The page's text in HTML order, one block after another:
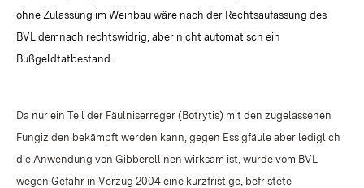
ohne Zulassung im Weinbau wäre nach der Rechtsaufassung des
BVL demnach rechtswidrig, aber nicht automatisch ein
Bußgeldtatbestand.
Da nur ein Teil der Fäulniserreger (Botrytis) mit den zugelassenen
Fungiziden bekämpft werden kann, gegen Essigfäule aber lediglich
die Anwendung von Gibberellinen wirksam ist, wurde vom BVL
wegen Gefahr in Verzug 2004 eine kurzfristige, befristete